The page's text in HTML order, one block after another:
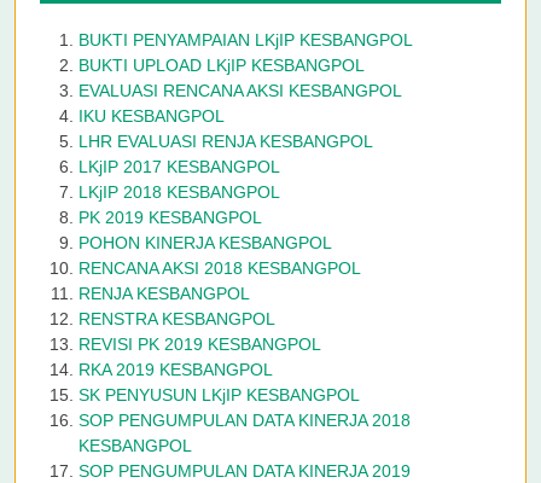
BUKTI PENYAMPAIAN LKjIP KESBANGPOL
BUKTI UPLOAD LKjIP KESBANGPOL
EVALUASI RENCANA AKSI KESBANGPOL
IKU KESBANGPOL
LHR EVALUASI RENJA KESBANGPOL
LKjIP 2017 KESBANGPOL
LKjIP 2018 KESBANGPOL
PK 2019 KESBANGPOL
POHON KINERJA KESBANGPOL
RENCANA AKSI 2018 KESBANGPOL
RENJA KESBANGPOL
RENSTRA KESBANGPOL
REVISI PK 2019 KESBANGPOL
RKA 2019 KESBANGPOL
SK PENYUSUN LKjIP KESBANGPOL
SOP PENGUMPULAN DATA KINERJA 2018
KESBANGPOL
SOP PENGUMPULAN DATA KINERJA 2019